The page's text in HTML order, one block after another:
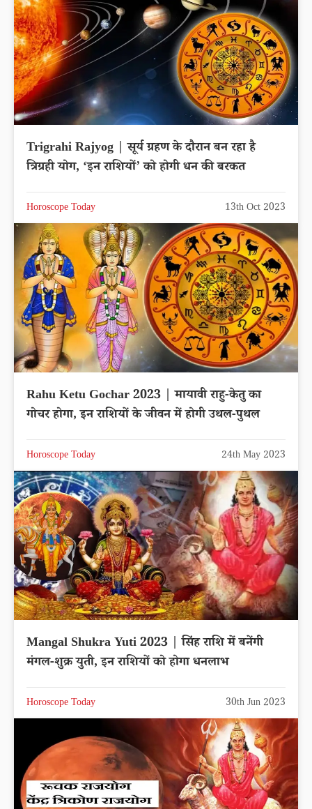
Trigrahi Rajyog | सूर्य ग्रहण के दौरान बन रहा है
त्रिग्रही योग, ‘इन राशियों’ को होगी धन की बरकत
Horoscope Today 13th Oct 2023
Rahu Ketu Gochar 2023 | मायावी राहु-केतु का
गोचर होगा, इन राशियों के जीवन में होगी उथल-पुथल
Horoscope Today 24th May 2023
Mangal Shukra Yuti 2023 | सिंह राशि में बनेंगी
मंगल-शुक्र युती, इन राशियों को होगा धनलाभ
Horoscope Today 30th Jun 2023